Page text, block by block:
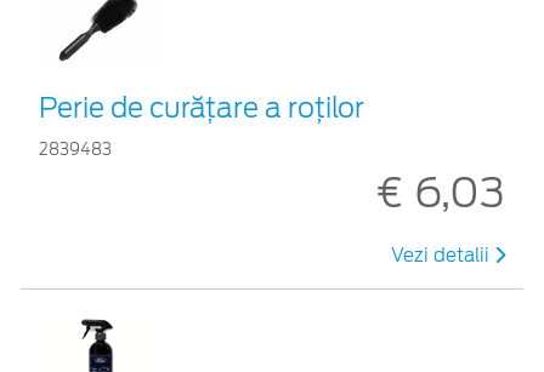
Perie de curățare a roților
2839483
€ 6,03
Vezi detalii